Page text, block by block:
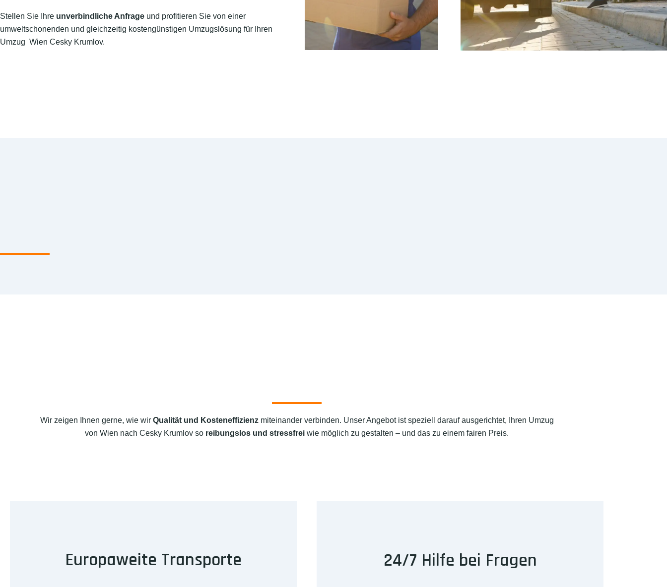
Stellen Sie Ihre unverbindliche Anfrage und profitieren Sie von einer
umweltschonenden und gleichzeitig kostengünstigen Umzugslösung für Ihren
Umzug Wien Cesky Krumlov.
Wir zeigen Ihnen gerne, wie wir Qualität und Kosteneffizienzmiteinander verbinden. Unser Angebot ist speziell darauf ausgerichtet, Ihren Umzug
von Wien nach Cesky Krumlov so reibungslos und stressfrei wie möglich zu gestalten – und das zu einem fairen Preis.
Europaweite Transporte 24/7 Hilfe bei Fragen